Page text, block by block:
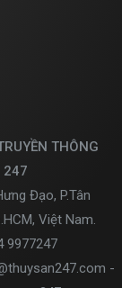
THÔNG
247
Đạo, P.Tân
Việt Nam.
9977247
-